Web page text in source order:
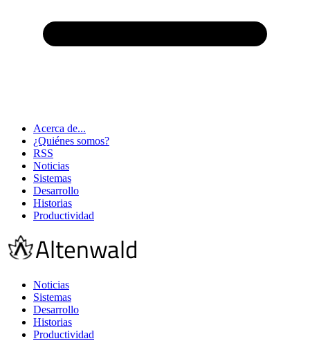
Acerca de...
¿Quiénes somos?
RSS
Noticias
Sistemas
Desarrollo
Historias
Productividad
Noticias
Sistemas
Desarrollo
Historias
Productividad